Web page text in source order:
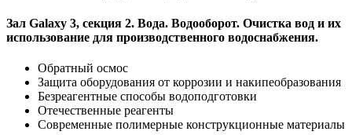
Зал Galaxy 3, секция 2. Вода. Водооборот. Очистка вод и их
использование для производственного водоснабжения.
Обратный осмос
Защита оборудования от коррозии и накипеобразования
Безреагентные способы водоподготовки
Отечественные реагенты
Современные полимерные конструкционные материалы